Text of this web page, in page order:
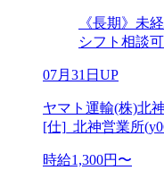
《長期》未
シフト相談
07月31日UP
ヤマト運輸(株)北
[仕]_北神営業所
時給1,300円〜